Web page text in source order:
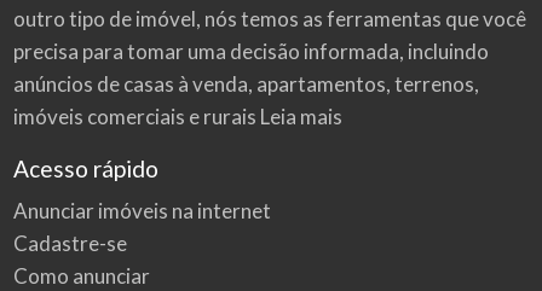
outro tipo de imóvel, nós temos as ferramentas que você
precisa para tomar uma decisão informada, incluindo
anúncios de casas à venda, apartamentos, terrenos,
imóveis comerciais e rurais Leia mais
Acesso rápido
Anunciar imóveis na internet
Cadastre-se
Como anunciar